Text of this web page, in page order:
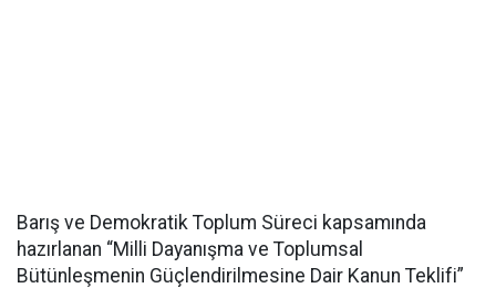
Barış ve Demokratik Toplum Süreci kapsamında
hazırlanan “Milli Dayanışma ve Toplumsal
Bütünleşmenin Güçlendirilmesine Dair Kanun Teklifi”